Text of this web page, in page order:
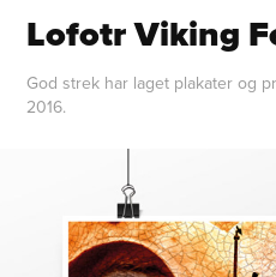
Lofotr Viking
God strek har laget plakater og
2016.